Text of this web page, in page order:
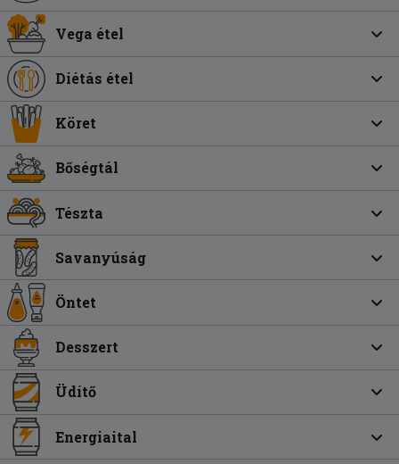
Vega étel
Diétás étel
Köret
Bőségtál
Tészta
Savanyúság
Öntet
Desszert
Üdítő
Energiaital